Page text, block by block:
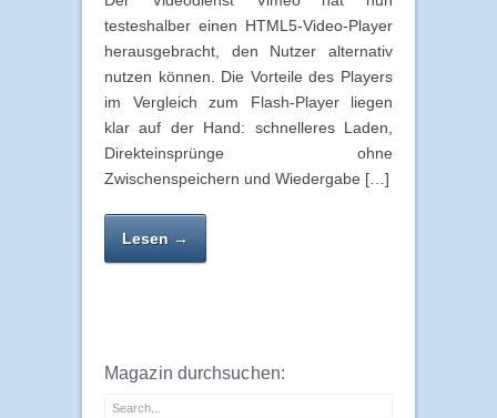
testeshalber einen HTML5-Video-Player
herausgebracht, den Nutzer alternativ
nutzen können. Die Vorteile des Players
im Vergleich zum Flash-Player liegen
klar auf der Hand: schnelleres Laden,
Direkteinsprünge ohne
Zwischenspeichern und Wiedergabe […]
Lesen →
Magazin durchsuchen: